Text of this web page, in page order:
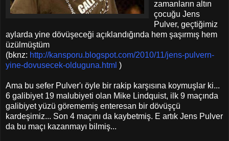
zamanların altın
çocuğu Jens
Pulver, geçtiğimiz
aylarda yine dövüşeceği açıklandığında hem şaşırmış hem
üzülmüştüm
(bknz: http://kansporu.blogspot.com/2010/11/jens-pulvern-
yine-dovusecek-olduguna.html )
Ama bu sefer Pulver'ı öyle bir rakip karşısına koymuşlar ki...
6 galibiyet 19 malubiyeti olan Mike Lindquist, ilk 9 maçında
galibiyet yüzü görememiş enteresan bir dövüşçü
kardeşimiz... Son 4 maçını da kaybetmiş. E artık Jens Pulver
da bu maçı kazanmayı bilmiş...